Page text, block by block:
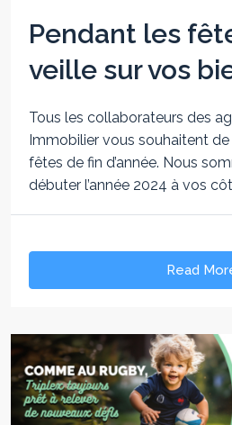
Pendant les
veille sur vos
Tous les collaborateurs des
Immobilier vous souhaitent de
fêtes de fin d’année. Nous
débuter l’année 2024 à vos
Read